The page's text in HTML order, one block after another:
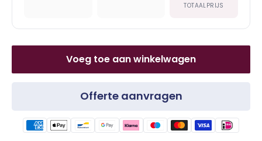
TOTAALPRIJS
Voeg toe aan winkelwagen
Offerte aanvragen